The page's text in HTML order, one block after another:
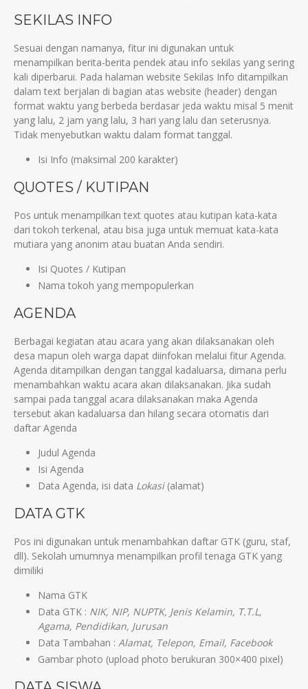
SEKILAS INFO
Sesuai dengan namanya, fitur ini digunakan untuk
menampilkan berita-berita pendek atau info sekilas yang sering
kali diperbarui. Pada halaman website Sekilas Info ditampilkan
dalam text berjalan di bagian atas website (header) dengan
format waktu yang berbeda berdasar jeda waktu misal 5 menit
yang lalu, 2 jam yang lalu, 3 hari yang lalu dan seterusnya.
Tidak menyebutkan waktu dalam format tanggal.
Isi Info (maksimal 200 karakter)
QUOTES / KUTIPAN
Pos untuk menampilkan text quotes atau kutipan kata-kata
dari tokoh terkenal, atau bisa juga untuk memuat kata-kata
mutiara yang anonim atau buatan Anda sendiri.
Isi Quotes / Kutipan
Nama tokoh yang mempopulerkan
AGENDA
Berbagai kegiatan atau acara yang akan dilaksanakan oleh
desa mapun oleh warga dapat diinfokan melalui fitur Agenda.
Agenda ditampilkan dengan tanggal kadaluarsa, dimana perlu
menambahkan waktu acara akan dilaksanakan. Jika sudah
sampai pada tanggal acara dilaksanakan maka Agenda
tersebut akan kadaluarsa dan hilang secara otomatis dari
daftar Agenda
Judul Agenda
Isi Agenda
Data Agenda, isi data Lokasi(alamat)
DATA GTK
Pos ini digunakan untuk menambahkan daftar GTK (guru, staf,
dll). Sekolah umumnya menampilkan profil tenaga GTK yang
dimiliki
Nama GTK
Data GTK : NIK, NIP, NUPTK, Jenis Kelamin, T.T.L,
Agama, Pendidikan, Jurusan
Data Tambahan : Alamat, Telepon, Email, Facebook
Gambar photo (upload photo berukuran 300×400 pixel)